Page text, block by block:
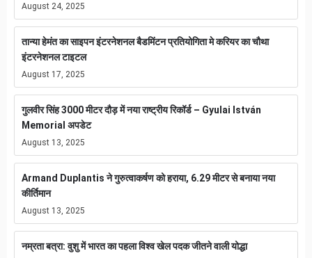
August 24, 2025
तान्या हेमंत का साइपन इंटरनेशनल बैडमिंटन प्रतियोगिता मे करियर का चौथा
इंटरनेशनल टाइटल
August 17, 2025
गुलवीर सिंह 3000 मीटर दौड़ में नया राष्ट्रीय रिकॉर्ड – Gyulai István
Memorial अपडेट
August 13, 2025
Armand Duplantis ने गुरुत्वाकर्षण को हराया, 6.29 मीटर से बनाया नया
कीर्तिमान
August 13, 2025
नम्रता बत्रा: वुशु में भारत का पहला विश्व खेल पदक जीतने वाली योद्धा